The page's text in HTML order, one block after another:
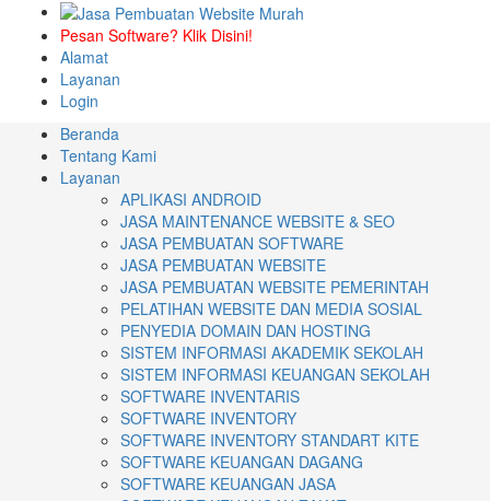
Pesan Software? Klik Disini!
Alamat
Layanan
Login
Beranda
Tentang Kami
Layanan
APLIKASI ANDROID
JASA MAINTENANCE WEBSITE & SEO
JASA PEMBUATAN SOFTWARE
JASA PEMBUATAN WEBSITE
JASA PEMBUATAN WEBSITE PEMERINTAH
PELATIHAN WEBSITE DAN MEDIA SOSIAL
PENYEDIA DOMAIN DAN HOSTING
SISTEM INFORMASI AKADEMIK SEKOLAH
SISTEM INFORMASI KEUANGAN SEKOLAH
SOFTWARE INVENTARIS
SOFTWARE INVENTORY
SOFTWARE INVENTORY STANDART KITE
SOFTWARE KEUANGAN DAGANG
SOFTWARE KEUANGAN JASA